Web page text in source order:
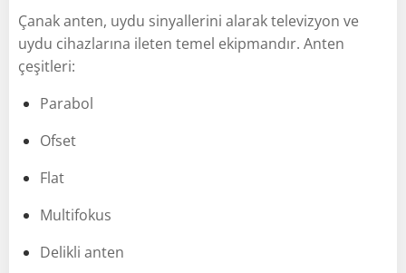
Çanak anten, uydu sinyallerini alarak televizyon ve
uydu cihazlarına ileten temel ekipmandır. Anten
çeşitleri:
Parabol
Ofset
Flat
Multifokus
Delikli anten